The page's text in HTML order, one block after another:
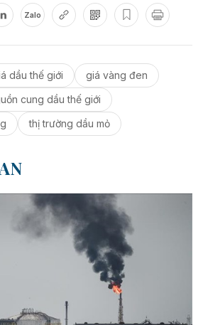
Zalo
dầu thế giới
giá vàng đen
cung dầu thế giới
thị trường dầu mỏ